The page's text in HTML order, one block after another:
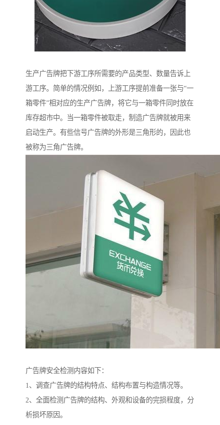
生产广告牌把下游工序所需要的产品类型、数量告诉上
游工序。简单的情况例如，上游工序提前准备一张与“一
箱零件”相对应的生产广告牌，将它与一箱零件同时放在
库存超市中。当一箱零件被取走，制造广告牌就被用来
启动生产。有些信号广告牌的外形是三角形的，因此也
被称为三角广告牌。
广告牌安全检测内容如下：
1、调查广告牌的结构特点、结构布置与构造情况等。
2、全面检测广告牌的结构、外观和设备的完损程度，分
析损坏原因。